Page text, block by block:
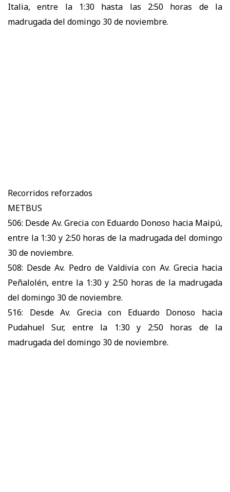
Italia, entre la 1:30 hasta las 2:50 horas de la
madrugada del domingo 30 de noviembre.
Recorridos reforzados
METBUS
506: Desde Av. Grecia con Eduardo Donoso hacia Maipú,
entre la 1:30 y 2:50 horas de la madrugada del domingo
30 de noviembre.
508: Desde Av. Pedro de Valdivia con Av. Grecia hacia
Peñalolén, entre la 1:30 y 2:50 horas de la madrugada
del domingo 30 de noviembre.
516: Desde Av. Grecia con Eduardo Donoso hacia
Pudahuel Sur, entre la 1:30 y 2:50 horas de la
madrugada del domingo 30 de noviembre.